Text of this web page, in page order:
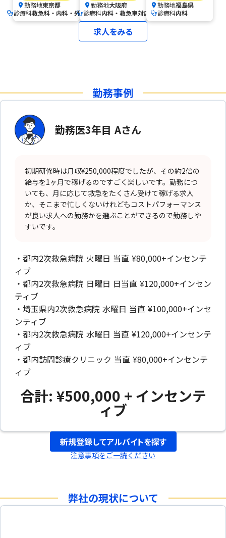
location_on勤務地東京都
診療科救急科・内科・外科
location_on勤務地大阪府
診療科内科・救急車対応
location_on 勤務地福島県
診療科内科
求人をみる
勤務事例
勤務医3年目 Aさん
初期研修時は月収¥250,000程度でしたが、その約2倍の
給与を1ヶ月で稼げるのですごく楽しいです。勤務につ
いても、月に応じて救急をたくさん受けて稼げる求人
か、そこまで忙しくないけれどもコストパフォーマンス
が良い求人への勤務かを選ぶことができるので勤務しや
すいです。
・都内2次救急病院 火曜日 当直 ¥80,000+インセンテ
ィブ
・都内2次救急病院 日曜日 日当直 ¥120,000+インセン
ティブ
・埼玉県内2次救急病院 水曜日 当直 ¥100,000+インセ
ンティブ
・都内2次救急病院 水曜日 当直 ¥120,000+インセンテ
ィブ
・都内訪問診療クリニック 当直 ¥80,000+インセンテ
ィブ
合計: ¥500,000 + インセンテ
ィブ
新規登録してアルバイトを探す
注意事項をご一読ください
弊社の現状について